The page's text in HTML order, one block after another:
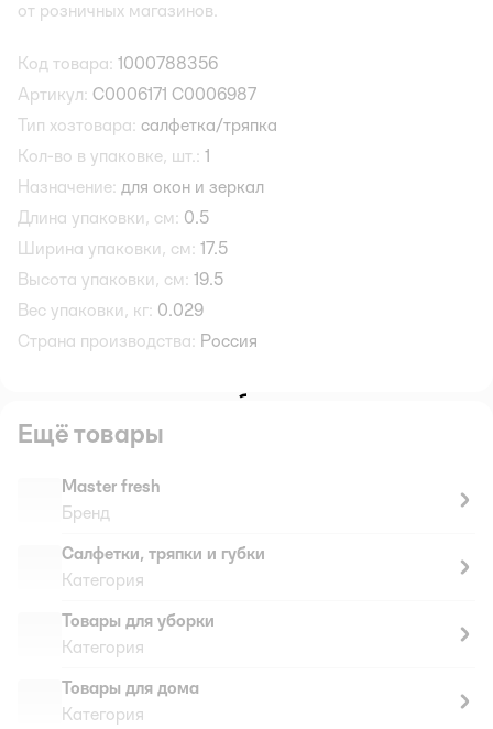
от розничных магазинов.
Код товара: 1000788356
Артикул: С0006171 С0006987
Тип хозтовара: салфетка/тряпка
Кол-во в упаковке, шт.: 1
Назначение: для окон и зеркал
Длина упаковки, см: 0.5
Ширина упаковки, см: 17.5
Высота упаковки, см: 19.5
Вес упаковки, кг: 0.029
Страна производства: Россия
Ещё товары
Master fresh
Бренд
Салфетки, тряпки и губки
Категория
Товары для уборки
Категория
Товары для дома
Категория